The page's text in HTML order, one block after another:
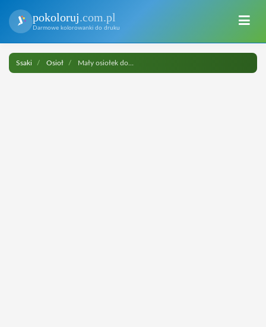
pokoloruj.com.pl
Darmowe kolorowanki do druku
Ssaki Osioł Mały osiołek do druku